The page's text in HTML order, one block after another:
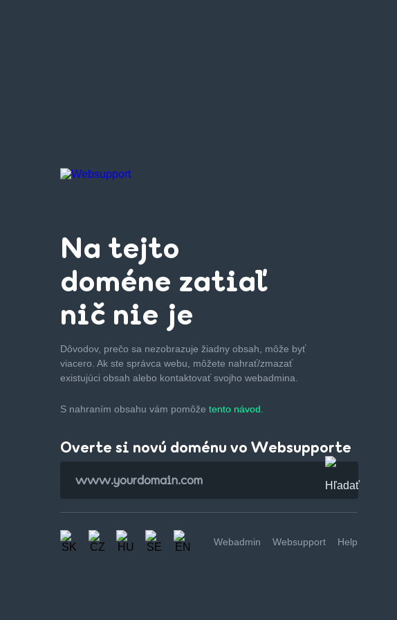
Na tejto
doméne zatiaľ
nič nie je
Dôvodov, prečo sa nezobrazuje žiadny obsah, môže byť
viacero. Ak ste správca webu, môžete nahrať/zmazať
existujúci obsah alebo kontaktovať svojho webadmina.
S nahraním obsahu vám pomôže tento návod.
Overte si novú doménu vo Websupporte
Webadmin Websupport Help